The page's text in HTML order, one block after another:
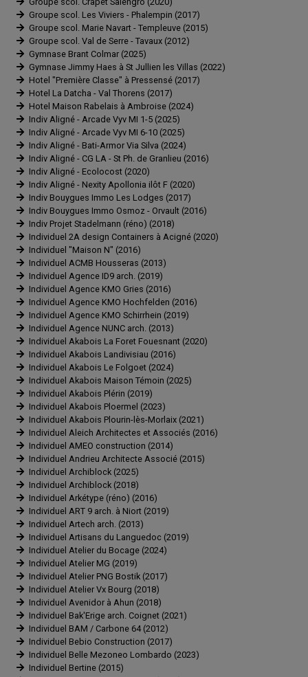
Groupe scol. Les Viviers - Phalempin (2017)
Groupe scol. Marie Navart - Templeuve (2015)
Groupe scol. Val de Serre - Tavaux (2012)
Gymnase Brant Colmar (2025)
Gymnase Jimmy Haes à St Jullien les Villas (2022)
Hotel "Première Classe" à Pressensé (2017)
Hotel La Datcha - Val Thorens (2017)
Hotel Maison Rabelais à Ambroise (2024)
Indiv Aligné - Arcade Vyv MI 1-5 (2025)
Indiv Aligné - Arcade Vyv MI 6-10 (2025)
Indiv Aligné - Bati-Armor Via Silva (2024)
Indiv Aligné - CG LA - St Ph. de Granlieu (2016)
Indiv Aligné - Ecolocost (2020)
Indiv Aligné - Nexity Apollonia ilôt F (2020)
Indiv Bouygues Immo Les Lodges (2017)
Indiv Bouygues Immo Osmoz - Orvault (2016)
Indiv Projet Stadelmann (réno) (2018)
Individuel 2A design Containers à Acigné (2020)
Individuel "Maison N" (2016)
Individuel ACMB Housseras (2013)
Individuel Agence ID9 arch. (2019)
Individuel Agence KMO Gries (2016)
Individuel Agence KMO Hochfelden (2016)
Individuel Agence KMO Schirrhein (2019)
Individuel Agence NUNC arch. (2013)
Individuel Akabois La Foret Fouesnant (2020)
Individuel Akabois Landivisiau (2016)
Individuel Akabois Le Folgoet (2024)
Individuel Akabois Maison Témoin (2025)
Individuel Akabois Plérin (2019)
Individuel Akabois Ploermel (2023)
Individuel Akabois Plourin-lès-Morlaix (2021)
Individuel Aleich Architectes et Associés (2016)
Individuel AMEO construction (2014)
Individuel Andrieu Architecte Associé (2015)
Individuel Archiblock (2025)
Individuel Archiblock (2018)
Individuel Arkétype (réno) (2016)
Individuel ART 9 arch. à Niort (2019)
Individuel Artech arch. (2013)
Individuel Artisans du Languedoc (2019)
Individuel Atelier du Bocage (2024)
Individuel Atelier MG (2019)
Individuel Atelier PNG Bostik (2017)
Individuel Atelier Vx Bourg (2018)
Individuel Avenidor à Ahun (2018)
Individuel Bak'Erige arch. Coignet (2021)
Individuel BAM / Carbone 64 (2012)
Individuel Bebio Construction (2017)
Individuel Belle Mezoneo Lombardo (2023)
Individuel Bertine (2015)